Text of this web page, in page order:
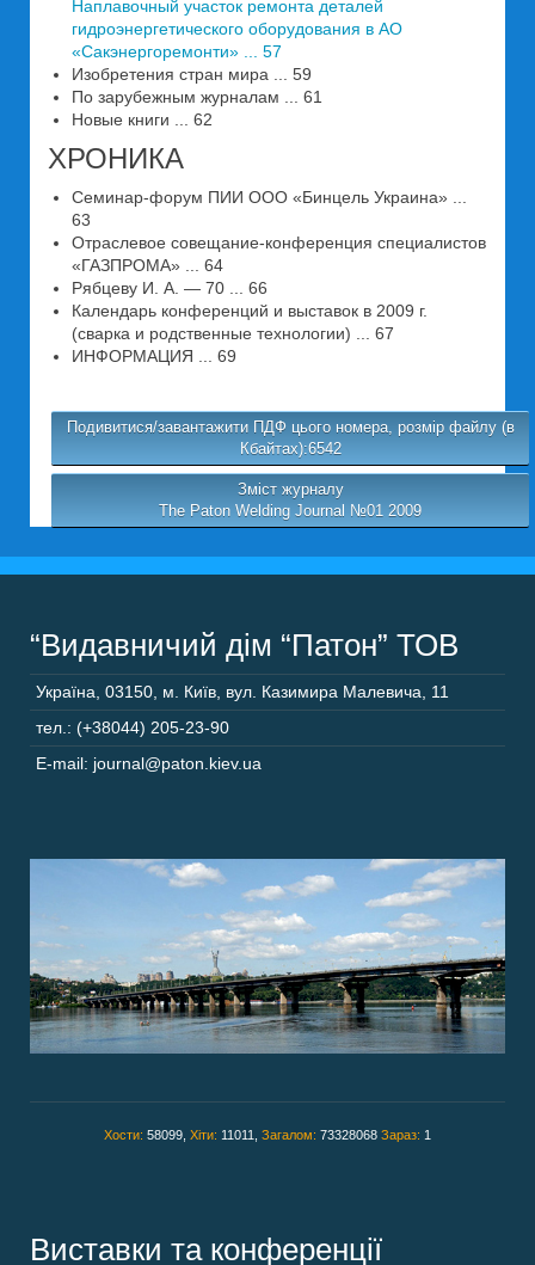
Наплавочный участок ремонта деталей
гидроэнергетического оборудования в АО
«Сакэнергоремонти» ... 57
Изобретения стран мира ... 59
По зарубежным журналам ... 61
Новые книги ... 62
ХРОНИКА
Семинар-форум ПИИ ООО «Бинцель Украина» ...
63
Отраслевое совещание-конференция специалистов
«ГАЗПРОМА» ... 64
Рябцеву И. А. — 70 ... 66
Календарь конференций и выставок в 2009 г.
(сварка и родственные технологии) ... 67
ИНФОРМАЦИЯ ... 69
Подивитися/завантажити ПДФ цього номера, розмір файлу (в
Кбайтах):6542
Зміст журналу
The Paton Welding Journal №01 2009
“Видавничий дім “Патон” ТОВ
Україна 03150 м. Київ, вул. Казимира Малевича, 11
тел.: (+38044) 205-23-90
E-mail: journal@paton.kiev.ua
Хости: 58099, Хіти: 11011, Загалом: 73328068 Зараз: 1
Виставки та конференції